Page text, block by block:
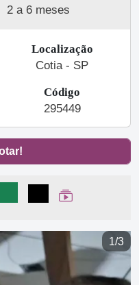
2 a 6 meses
Localização
Cotia - SP
Código
295449
no Facebook
Compartilhar no
Compartilhar
Ver Web Story
1/3